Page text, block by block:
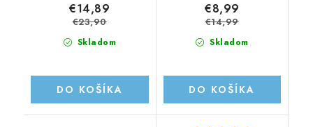
Skladom
€14,89
€23,90
DO KOŠÍKA
Skladom
€8,99
€14,99
DO KOŠÍKA